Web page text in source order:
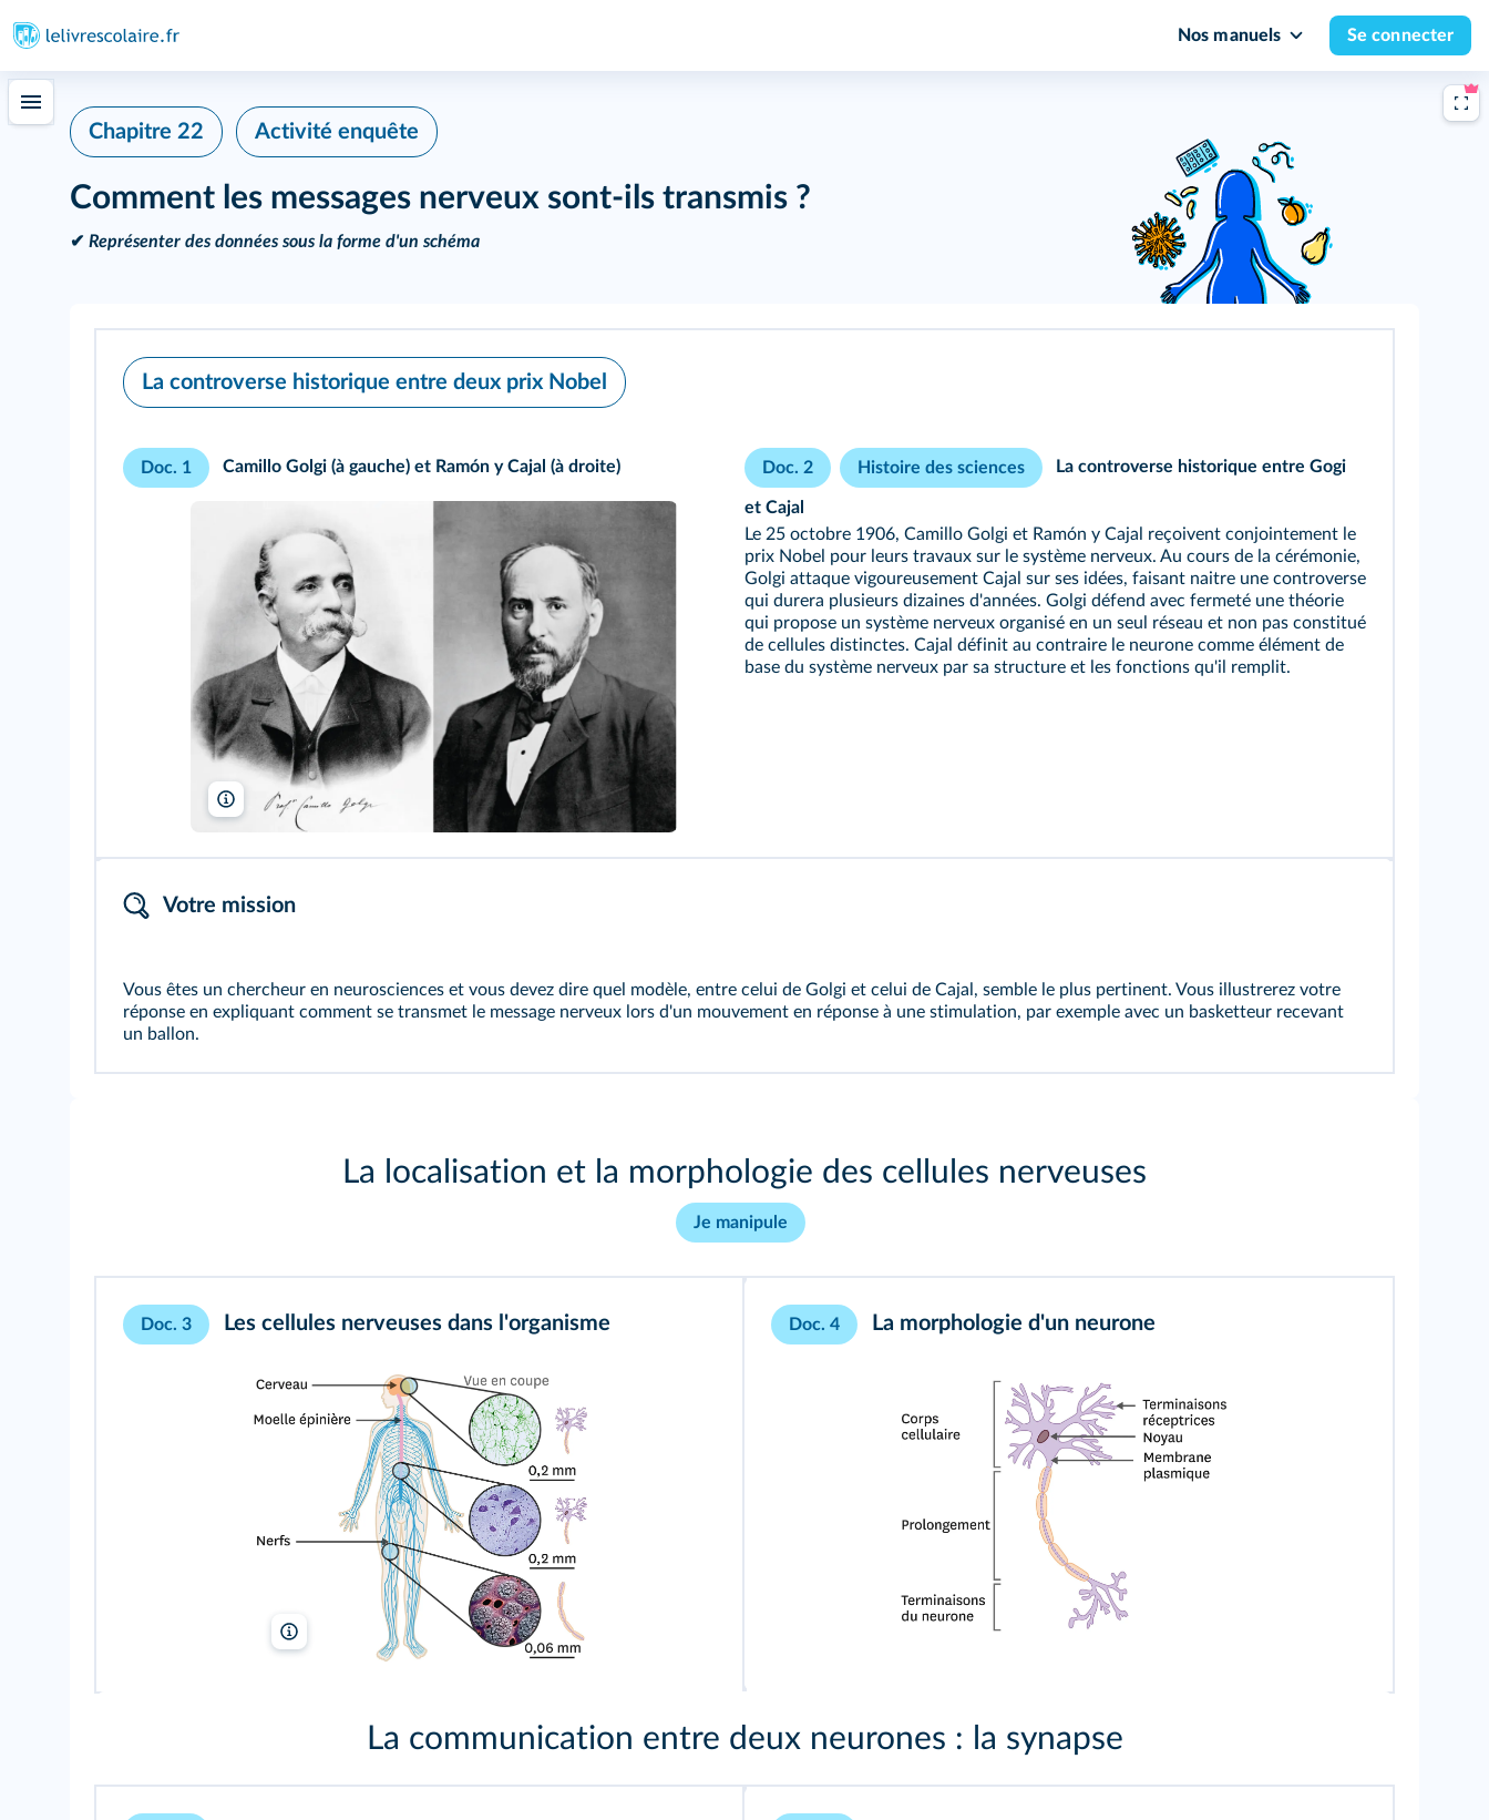
Nos manuels Se connecter
Chapitre 22 Activité enquête
Comment les messages nerveux sont-ils transmis ?
✔ Représenter des données sous la forme d'un schéma
La controverse historique entre deux prix Nobel
Doc. 1 Camillo Golgi (à gauche) et Ramón y Cajal (à droite)
Materialscientist/Wikipedia, Clark University/Wikimedia
Doc. 2 Histoire des sciences La controverse historique entre Gogi
et Cajal
Le 25 octobre 1906, Camillo Golgi et Ramón y Cajal reçoivent conjointement le
prix Nobel pour leurs travaux sur le système nerveux. Au cours de la cérémonie,
Golgi attaque vigoureusement Cajal sur ses idées, faisant naitre une controverse
qui durera plusieurs dizaines d'années. Golgi défend avec fermeté une théorie
qui propose un système nerveux organisé en un seul réseau et non pas constitué
de cellules distinctes. Cajal définit au contraire le neurone comme élément de
base du système nerveux par sa structure et les fonctions qu'il remplit.
Votre mission
Vous êtes un chercheur en neurosciences et vous devez dire quel modèle, entre celui de Golgi et celui de Cajal, semble le plus pertinent. Vous illustrerez votre
réponse en expliquant comment se transmet le message nerveux lors d'un mouvement en réponse à une stimulation, par exemple avec un basketteur recevant
un ballon.
La localisation et la morphologie des cellules nerveuses
Je manipule
Doc. 3 Les cellules nerveuses dans l'organisme
SPL/BSIP, Biodisc/BSIP, Kessel & Kardon/BSIP
Doc. 4 La morphologie d'un neurone
La communication entre deux neurones : la synapse